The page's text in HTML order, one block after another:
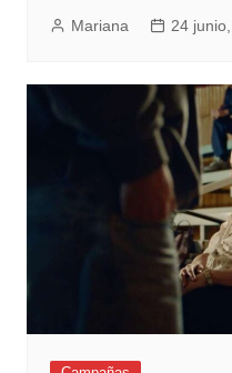
Mariana 24